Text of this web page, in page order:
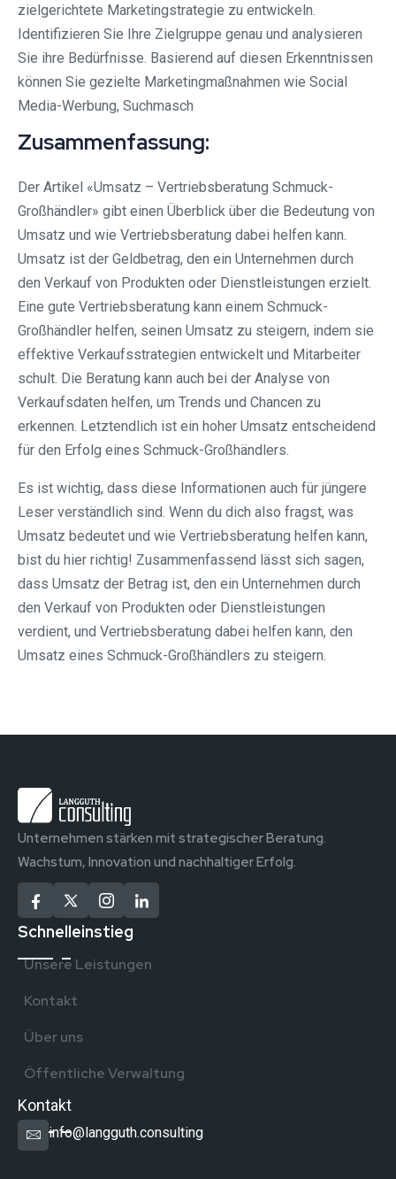
zielgerichtete Marketingstrategie zu entwickeln.
Identifizieren Sie Ihre Zielgruppe genau und analysieren
Sie ihre Bedürfnisse. Basierend auf diesen Erkenntnissen
können Sie gezielte Marketingmaßnahmen wie Social
Media-Werbung, Suchmasch
Zusammenfassung:
Der Artikel «Umsatz – Vertriebsberatung Schmuck-
Großhändler» gibt einen Überblick über die Bedeutung von
Umsatz und wie Vertriebsberatung dabei helfen kann.
Umsatz ist der Geldbetrag, den ein Unternehmen durch
den Verkauf von Produkten oder Dienstleistungen erzielt.
Eine gute Vertriebsberatung kann einem Schmuck-
Großhändler helfen, seinen Umsatz zu steigern, indem sie
effektive Verkaufsstrategien entwickelt und Mitarbeiter
schult. Die Beratung kann auch bei der Analyse von
Verkaufsdaten helfen, um Trends und Chancen zu
erkennen. Letztendlich ist ein hoher Umsatz entscheidend
für den Erfolg eines Schmuck-Großhändlers.
Es ist wichtig, dass diese Informationen auch für jüngere
Leser verständlich sind. Wenn du dich also fragst, was
Umsatz bedeutet und wie Vertriebsberatung helfen kann,
bist du hier richtig! Zusammenfassend lässt sich sagen,
dass Umsatz der Betrag ist, den ein Unternehmen durch
den Verkauf von Produkten oder Dienstleistungen
verdient, und Vertriebsberatung dabei helfen kann, den
Umsatz eines Schmuck-Großhändlers zu steigern.
Unternehmen stärken mit strategischer Beratung.
Wachstum, Innovation und nachhaltiger Erfolg.
Schnelleinstieg
Unsere Leistungen
Kontakt
Über uns
Öffentliche Verwaltung
Kontakt
info@langguth.consulting